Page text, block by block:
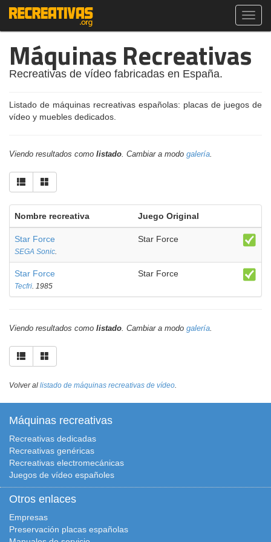
Máquinas Recreativas
Recreativas de vídeo fabricadas en España.
Listado de máquinas recreativas españolas: placas de juegos de
vídeo y muebles dedicados.
Viendo resultados como listado. Cambiar a modo galería.
Nombre recreativa Juego Original
Star Force
SEGA Sonic.
Star Force
Star Force
Tecfri. 1985
Star Force
Viendo resultados como listado. Cambiar a modo galería.
Volver al listado de máquinas recreativas de vídeo.
Máquinas recreativas
Recreativas dedicadas
Recreativas genéricas
Recreativas electromecánicas
Juegos de vídeo españoles
Otros enlaces
Empresas
Preservación placas españolas